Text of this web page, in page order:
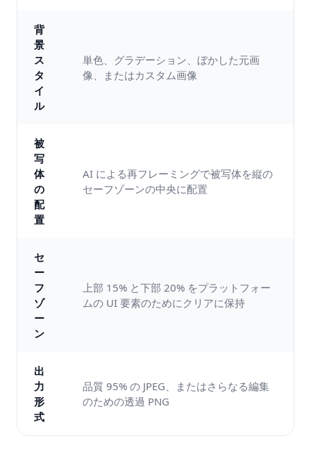
背
景
ス
タ
イ
ル
単色、グラデーション、ぼかした元画
像、またはカスタム画像
被
写
体
の
配
置
AI による再フレーミングで被写体を縦の
セーフゾーンの中央に配置
セ
ー
フ
ゾ
ー
ン
上部 15% と下部 20% をプラットフォー
ムの UI 要素のためにクリアに保持
出
力
形
式
品質 95% の JPEG、またはさらなる編集
のための透過 PNG